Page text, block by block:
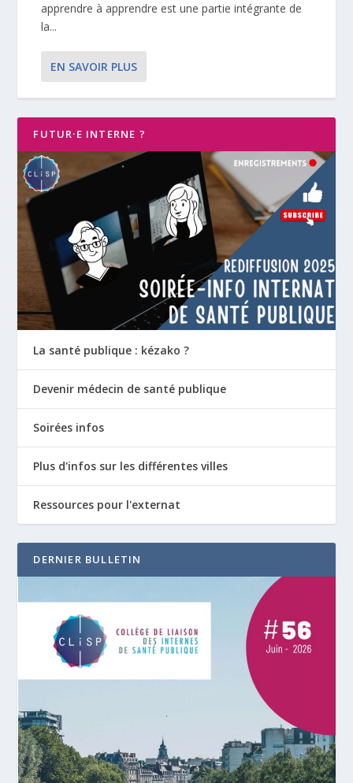
apprendre à apprendre est une partie intégrante de
la...
EN SAVOIR PLUS
FUTUR·E INTERNE ?
La santé publique : kézako ?
Devenir médecin de santé publique
Soirées infos
Plus d'infos sur les différentes villes
Ressources pour l'externat
DERNIER BULLETIN